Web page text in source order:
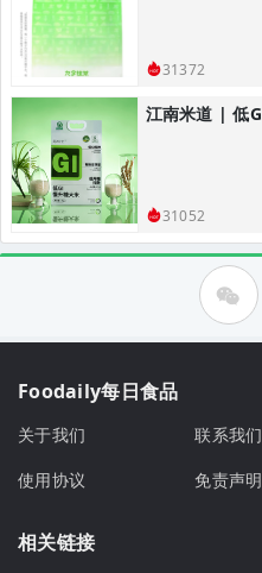
31372
31052
Foodaily每日食品
关于我们 联系我们
使用协议
免责声明
相关链接